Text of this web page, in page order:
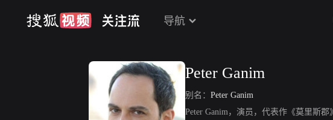
导航
Peter Ganim
别名： Peter Ganim
Peter Ganim，演员，代表作《莫里斯郡